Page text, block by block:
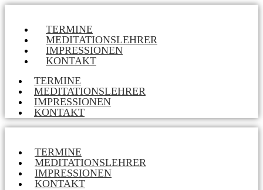
TERMINE
MEDITATIONSLEHRER
IMPRESSIONEN
KONTAKT
TERMINE
MEDITATIONSLEHRER
IMPRESSIONEN
KONTAKT
TERMINE
MEDITATIONSLEHRER
IMPRESSIONEN
KONTAKT